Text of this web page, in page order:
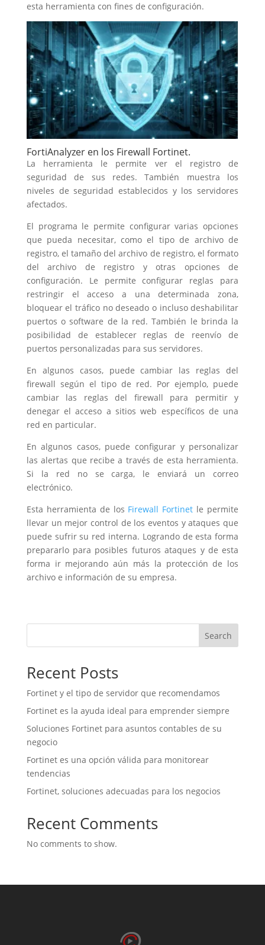
esta herramienta con fines de configuración.
FortiAnalyzer en los Firewall Fortinet.
La herramienta le permite ver el registro de
seguridad de sus redes. También muestra los
niveles de seguridad establecidos y los servidores
afectados.
El programa le permite configurar varias opciones
que pueda necesitar, como el tipo de archivo de
registro, el tamaño del archivo de registro, el formato
del archivo de registro y otras opciones de
configuración. Le permite configurar reglas para
restringir el acceso a una determinada zona,
bloquear el tráfico no deseado o incluso deshabilitar
puertos o software de la red. También le brinda la
posibilidad de establecer reglas de reenvío de
puertos personalizadas para sus servidores.
En algunos casos, puede cambiar las reglas del
firewall según el tipo de red. Por ejemplo, puede
cambiar las reglas del firewall para permitir y
denegar el acceso a sitios web específicos de una
red en particular.
En algunos casos, puede configurar y personalizar
las alertas que recibe a través de esta herramienta.
Si la red no se carga, le enviará un correo
electrónico.
Esta herramienta de los Firewall Fortinet le permite
llevar un mejor control de los eventos y ataques que
puede sufrir su red interna. Logrando de esta forma
prepararlo para posibles futuros ataques y de esta
forma ir mejorando aún más la protección de los
archivo e información de su empresa.
Search
Recent Posts
Fortinet y el tipo de servidor que recomendamos
Fortinet es la ayuda ideal para emprender siempre
Soluciones Fortinet para asuntos contables de su
negocio
Fortinet es una opción válida para monitorear
tendencias
Fortinet, soluciones adecuadas para los negocios
Recent Comments
No comments to show.